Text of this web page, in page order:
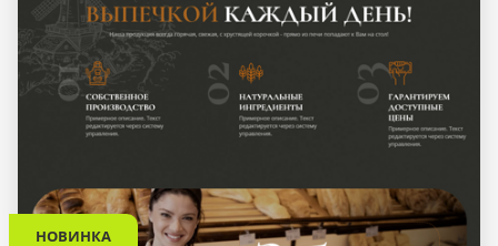
НОВИНКА